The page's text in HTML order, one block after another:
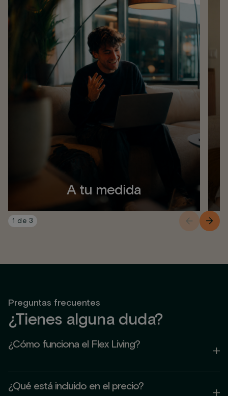
A tu medida
1 de 3
Preguntas frecuentes
¿Tienes alguna duda?
¿Cómo funciona el Flex Living?
de un hogar con la flexibilidad de un alojamiento temporal.
¿Qué está incluido en el precio?